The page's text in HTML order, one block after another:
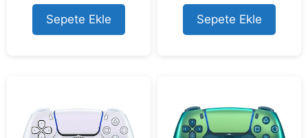
5
Sepete Ekle Sepete Ekle